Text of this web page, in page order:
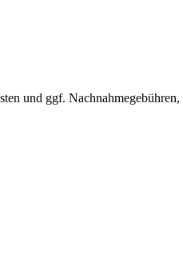
und ggf. Nachnahmegebühren,